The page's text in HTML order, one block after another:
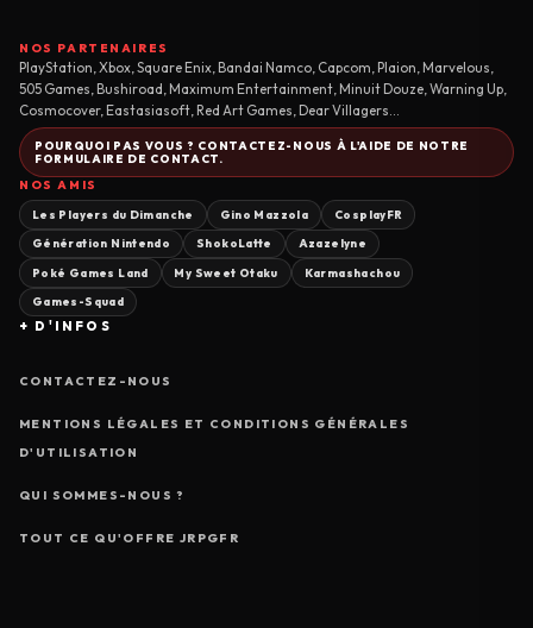
NOS PARTENAIRES
PlayStation, Xbox, Square Enix, Bandai Namco, Capcom, Plaion, Marvelous,
505 Games, Bushiroad, Maximum Entertainment, Minuit Douze, Warning Up,
Cosmocover, Eastasiasoft, Red Art Games, Dear Villagers...
POURQUOI PAS VOUS ? CONTACTEZ-NOUS À L'AIDE DE NOTRE
FORMULAIRE DE CONTACT.
NOS AMIS
Les Players du Dimanche Gino Mazzola CosplayFR
Génération Nintendo ShokoLatte Azazelyne
Poké Games Land My Sweet Otaku Karmashachou
Games-Squad
+ D'INFOS
CONTACTEZ-NOUS
MENTIONS LÉGALES ET CONDITIONS GÉNÉRALES
D'UTILISATION
QUI SOMMES-NOUS ?
TOUT CE QU'OFFRE JRPGFR